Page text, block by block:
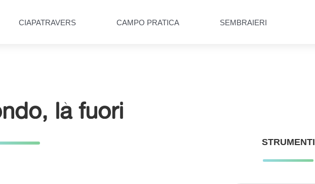
CIAPATRAVERS CAMPO PRATICA SEMBRAIERI
là fuori
STRUMENTI